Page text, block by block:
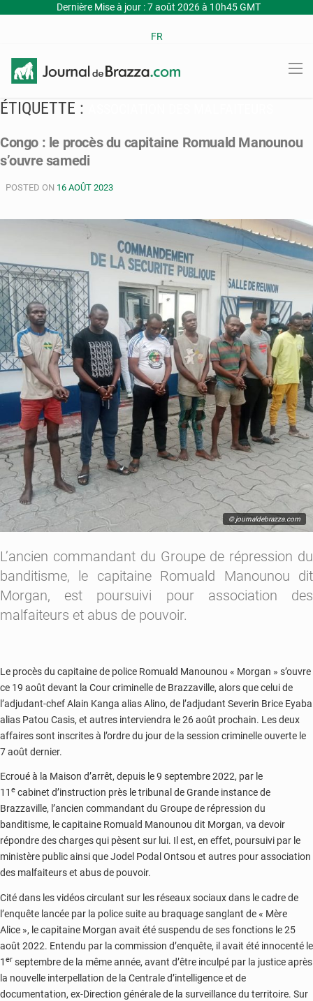
Dernière Mise à jour : 7 août 2026 à 10h45 GMT
FR
ÉTIQUETTE :
Congo : le procès du capitaine Romuald Manounou
s’ouvre samedi
POSTED ON 16 AOÛT 2023
© journaldebrazza.com
L’ancien commandant du Groupe de répression du
banditisme, le capitaine Romuald Manounou dit
Morgan, est poursuivi pour association des
malfaiteurs et abus de pouvoir.
Le procès du capitaine de police Romuald Manounou « Morgan » s’ouvre
ce 19 août devant la Cour criminelle de Brazzaville, alors que celui de
l’adjudant-chef Alain Kanga alias Alino, de l’adjudant Severin Brice Eyaba
alias Patou Casis, et autres interviendra le 26 août prochain. Les deux
affaires sont inscrites à l’ordre du jour de la session criminelle ouverte le
7 août dernier.
Ecroué à la Maison d’arrêt, depuis le 9 septembre 2022, par le
11 e cabinet d’instruction près le tribunal de Grande instance de
Brazzaville, l’ancien commandant du Groupe de répression du
banditisme, le capitaine Romuald Manounou dit Morgan, va devoir
répondre des charges qui pèsent sur lui. Il est, en effet, poursuivi par le
ministère public ainsi que Jodel Podal Ontsou et autres pour association
des malfaiteurs et abus de pouvoir.
Cité dans les vidéos circulant sur les réseaux sociaux dans le cadre de
l’enquête lancée par la police suite au braquage sanglant de « Mère
Alice », le capitaine Morgan avait été suspendu de ses fonctions le 25
août 2022. Entendu par la commission d’enquête, il avait été innocenté le
1 er septembre de la même année, avant d’être inculpé par la justice après
la nouvelle interpellation de la Centrale d’intelligence et de
documentation, ex-Direction générale de la surveillance du territoire. Sur